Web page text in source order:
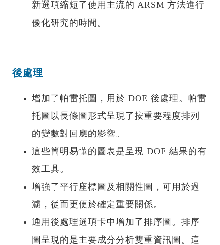
新選項縮短了使用主流的 ARSM 方法進行
優化研究的時間。
後處理
增加了帕雷托圖，用於 DOE 後處理。帕雷
托圖以長條圖形式呈現了按重要程度排列
的變數對回應的影響。
這些簡明易懂的圖表是呈現 DOE 結果的有
效工具。
增強了平行座標圖及相關性圖，可用於過
濾，從而更便於確定重要關係。
通用後處理選項卡中增加了排序圖。排序
圖呈現的是主要成分分析雙重資訊圖。這